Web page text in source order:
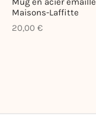
Maisons-Laffitte
20,00 €
bags & Pochettes